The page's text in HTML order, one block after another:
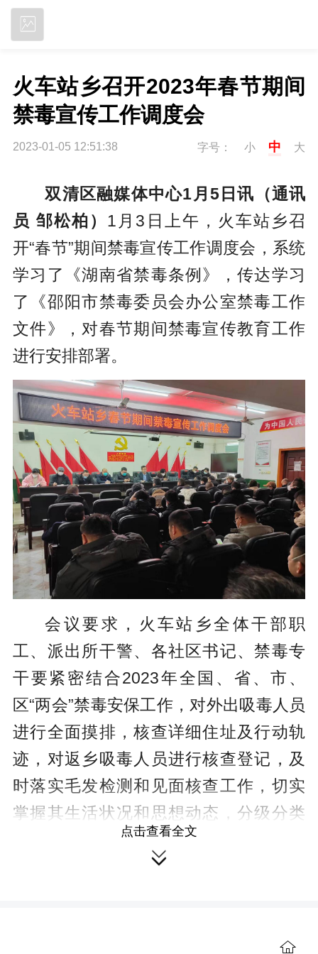
火车站乡召开2023年春节期间
禁毒宣传工作调度会
2023-01-05 12:51:38 字号： 小 中 大
双清区融媒体中心1月5日讯（通讯
员 邹松柏） 1月3日上午，火车站乡召
开“春节”期间禁毒宣传工作调度会，系统
学习了《湖南省禁毒条例》，传达学习
了《邵阳市禁毒委员会办公室禁毒工作
文件》，对春节期间禁毒宣传教育工作
进行安排部署。
会议要求，火车站乡全体干部职
工、派出所干警、各社区书记、禁毒专
干要紧密结合2023年全国、省、市、
区“两会”禁毒安保工作，对外出吸毒人员
进行全面摸排，核查详细住址及行动轨
迹，对返乡吸毒人员进行核查登记，及
时落实毛发检测和见面核查工作，切实
掌握其生活状况和思想动态，分级分类
进行风险评估。点击查看全文
